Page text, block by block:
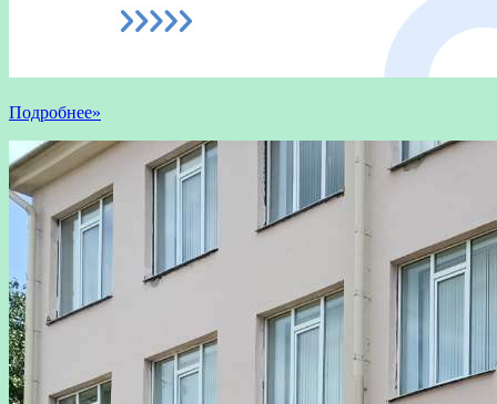
Подробнее»